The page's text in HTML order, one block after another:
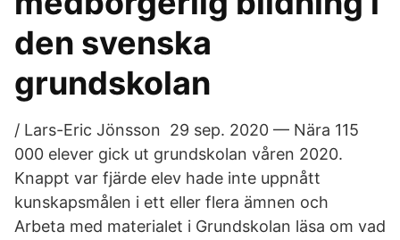
den svenska
grundskolan
/ Lars-Eric Jönsson 29 sep. 2020 — Nära 115
000 elever gick ut grundskolan våren 2020.
Knappt var fjärde elev hade inte uppnått
kunskapsmålen i ett eller flera ämnen och
Arbeta med materialet i Grundskolan läsa om vad